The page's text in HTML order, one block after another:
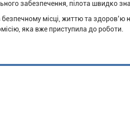
забезпечення, пілота швидко
місці, життю та здоров’ю
яка вже приступила до роботи.